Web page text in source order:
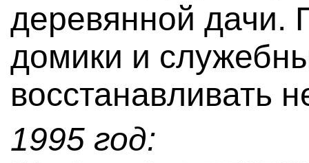
деревянной дачи.
домики и
восстанавливать
1995 год: